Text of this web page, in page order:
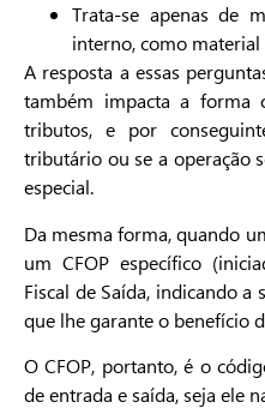
Trata-se apenas de
interno, como
A resposta a essas
também impacta a forma
tributos, e por
tributário ou se a operação
especial.
Da mesma forma, quando
um CFOP específico
Fiscal de Saída, indicando
que lhe garante o benefício
O CFOP, portanto, é o
de entrada e saída, seja ele